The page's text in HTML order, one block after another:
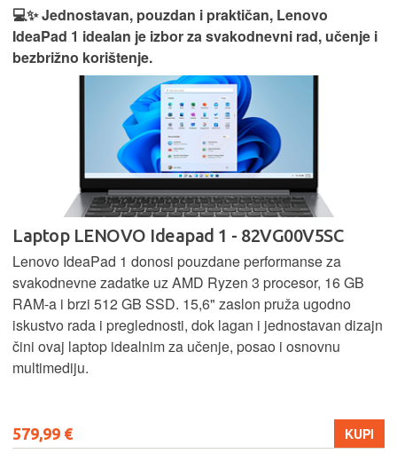
💻✨ Jednostavan, pouzdan i praktičan, Lenovo
IdeaPad 1 idealan je izbor za svakodnevni rad, učenje i
bezbrižno korištenje.
Laptop LENOVO Ideapad 1 - 82VG00V5SC
Lenovo IdeaPad 1 donosi pouzdane performanse za
svakodnevne zadatke uz AMD Ryzen 3 procesor, 16 GB
RAM-a i brzi 512 GB SSD. 15,6" zaslon pruža ugodno
iskustvo rada i preglednosti, dok lagan i jednostavan dizajn
čini ovaj laptop idealnim za učenje, posao i osnovnu
multimediju.
579,99 € KUPI